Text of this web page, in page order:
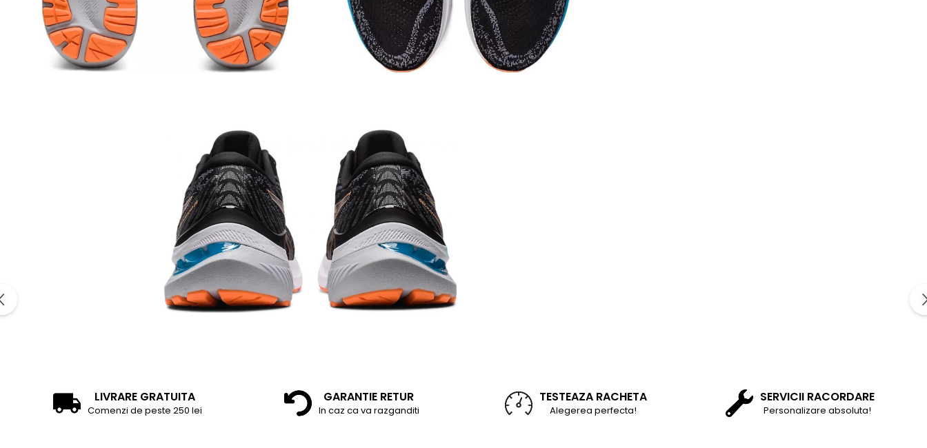
LIVRARE GRATUITA
Comenzi de peste 250 lei
GARANTIE RETUR
In caz ca va razganditi
TESTEAZA RACHETA
Alegerea perfecta!
SERVICII RACORDARE
Personalizare absoluta!